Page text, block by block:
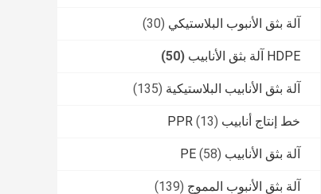
آلة بثق الأنبوب البلاستيكي (30)
HDPE آلة بثق الأنابيب (50)
آلة بثق الأنابيب البلاستيكية (135)
خط إنتاج أنابيب PPR (13)
آلة بثق الأنابيب PE (58)
آلة بثق الأنبوب المموج (139)